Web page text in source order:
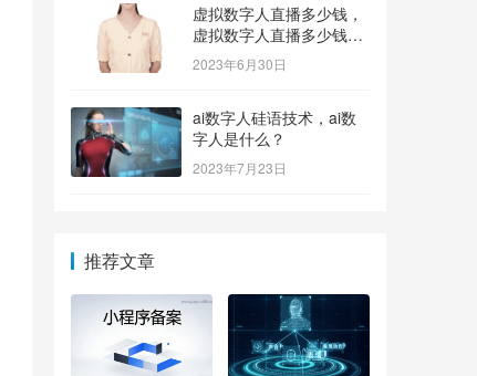
虚拟数字人直播多少钱，
虚拟数字人直播多少钱一
个？
2023年6月30日
ai数字人硅语技术，ai数
字人是什么？
2023年7月23日
推荐文章